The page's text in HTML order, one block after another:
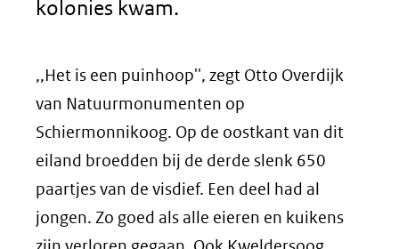
kolonies kwam.
,,Het is een puinhoop'', zegt Otto Overdijk
van Natuurmonumenten op
Schiermonnikoog. Op de oostkant van dit
eiland broedden bij de derde slenk 650
paartjes van de visdief. Een deel had al
jongen. Zo goed als alle eieren en kuikens